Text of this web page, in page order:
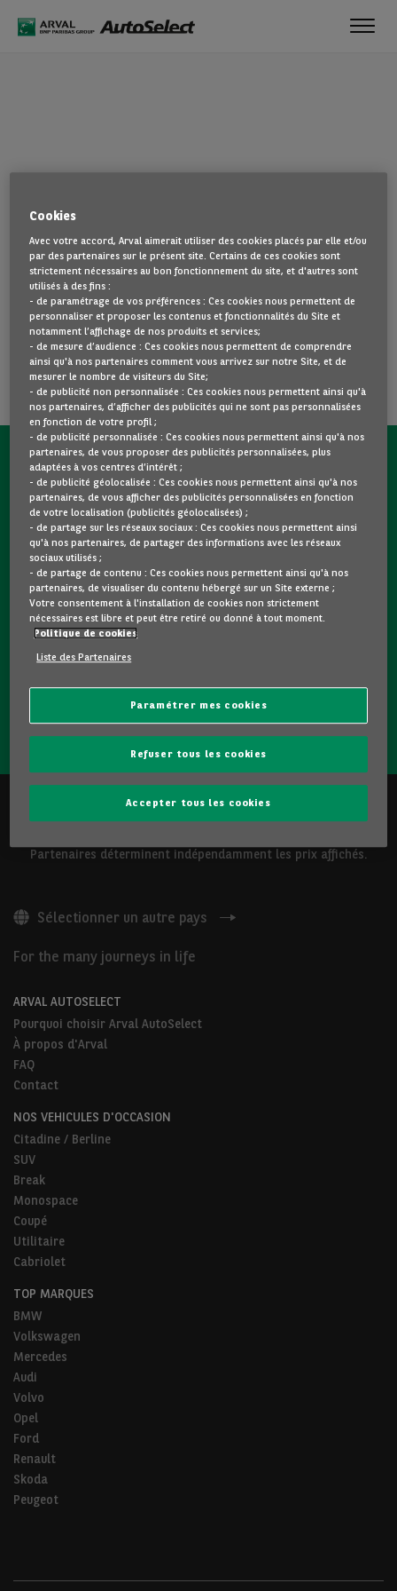
La page que vous recherchez semble introuvable. Dirigez-vous à
nouveau vers la page d'accueil en cliquant ici.
REVENIR À NOTRE PAGE D’ACCUEIL
VOIR TOUS NOS VÉHICULES
CONTACTEZ-NOUS MAINTENANT !
Une question ?
Nous sommes là pour vous.
Vous souhaitez une précision sur un modèle qui vous plait
? Vous hésitez entre deux voitures d'occasion ?
Contactez-nous ! Nous répondrons à vos questions et vous
Les véhicules présentés ci-dessus sont proposés par Arval
Partenaires déterminent indépendamment les prix affichés.
Sélectionner un autre pays
For the many journeys in life
ARVAL AUTOSELECT
Pourquoi choisir Arval AutoSelect
À propos d'Arval
FAQ
Contact
NOS VEHICULES D'OCCASION
Citadine / Berline
SUV
Break
Monospace
Coupé
Utilitaire
Cabriolet
TOP MARQUES
BMW
Volkswagen
Mercedes
Audi
Volvo
Opel
Ford
Renault
Skoda
Peugeot
Cookies
Avec votre accord, Arval aimerait utiliser des cookies placés par elle et/ou
par des partenaires sur le présent site. Certains de ces cookies sont
strictement nécessaires au bon fonctionnement du site, et d'autres sont
utilisés à des fins :
- de paramétrage de vos préférences : Ces cookies nous permettent de
personnaliser et proposer les contenus et fonctionnalités du Site et
notamment l’affichage de nos produits et services;
- de mesure d’audience : Ces cookies nous permettent de comprendre
ainsi qu'à nos partenaires comment vous arrivez sur notre Site, et de
mesurer le nombre de visiteurs du Site;
- de publicité non personnalisée : Ces cookies nous permettent ainsi qu'à
nos partenaires, d’afficher des publicités qui ne sont pas personnalisées
en fonction de votre profil ;
- de publicité personnalisée : Ces cookies nous permettent ainsi qu'à nos
partenaires, de vous proposer des publicités personnalisées, plus
adaptées à vos centres d’intérêt ;
- de publicité géolocalisée : Ces cookies nous permettent ainsi qu'à nos
partenaires, de vous afficher des publicités personnalisées en fonction
de votre localisation (publicités géolocalisées) ;
- de partage sur les réseaux sociaux : Ces cookies nous permettent ainsi
qu'à nos partenaires, de partager des informations avec les réseaux
sociaux utilisés ;
- de partage de contenu : Ces cookies nous permettent ainsi qu'à nos
partenaires, de visualiser du contenu hébergé sur un Site externe ;
Votre consentement à l'installation de cookies non strictement
nécessaires est libre et peut être retiré ou donné à tout moment.
Politique de cookies
Liste des Partenaires
Paramétrer mes cookies
Refuser tous les cookies
Accepter tous les cookies